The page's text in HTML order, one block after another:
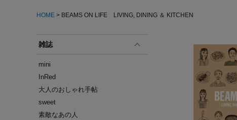
HOME > BEAMS ON LIFE LIVING, DINING ＆ KITCHEN
雑誌
mini
InRed
大人のおしゃれ手帖
sweet
素敵なあの人